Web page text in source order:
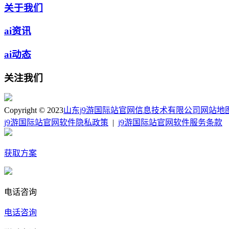
关于我们
ai资讯
ai动态
关注我们
Copyright © 2023山东j9游国际站官网信息技术有限公司 网站地
j9游国际站官网软件隐私政策
j9游国际站官网软件服务条款
获取方案
电话咨询
电话咨询